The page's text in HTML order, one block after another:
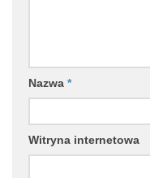
Nazwa *
Witryna internetowa